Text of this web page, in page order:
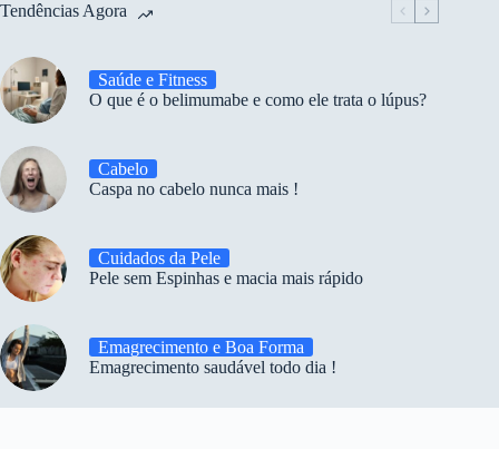
Tendências Agora
Saúde e Fitness
O que é o belimumabe e como ele trata o lúpus?
Cabelo
Caspa no cabelo nunca mais !
Cuidados da Pele
Pele sem Espinhas e macia mais rápido
Emagrecimento e Boa Forma
Emagrecimento saudável todo dia !